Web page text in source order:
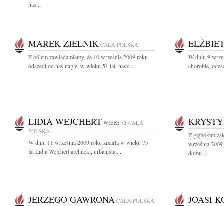
nas...
MAREK ZIELNIK CAŁA POLSKA
Z bólem zawiadamiamy, że 10 września 2009 roku
odszedł od nas nagle, w wieku 51 lat, nasz...
W dniu 9
chorobie,
LIDIA WEJCHERT WIEK: 75 CAŁA
POLSKA
W dniu 11 września 2009 roku zmarła w wieku 75
lat Lidia Wejchert architekt, urbanista,...
Z głębokim
września
domu...
JERZEGO GAWRONA CAŁA POLSKA JOASI